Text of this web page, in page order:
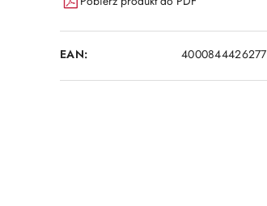
EAN: 4000844426277